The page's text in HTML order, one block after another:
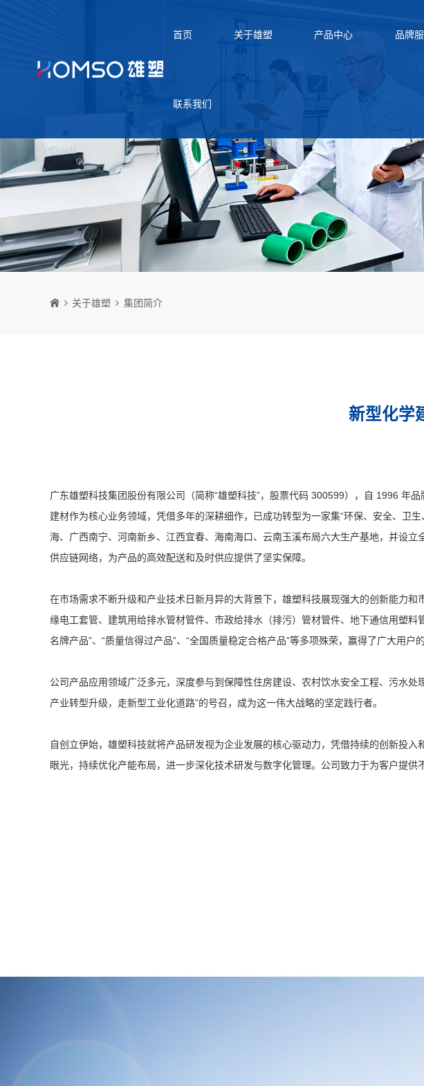
首页 关于雄塑 产品中心 品牌
联系我们
关于雄塑 集团简介
新型化学
广东雄塑科技集团股份有限公司（简称“雄塑科技”，股票代码 300599），自 1996 年
建材作为核心业务领域，凭借多年的深耕细作，已成功转型为一家集“环保、安全、卫
海、广西南宁、河南新乡、江西宜春、海南海口、云南玉溪布局六大生产基地，并设
供应链网络，为产品的高效配送和及时供应提供了坚实保障。
在市场需求不断升级和产业技术日新月异的大背景下，雄塑科技展现强大的创新能力
缘电工套管、建筑用给排水管材管件、市政给排水（排污）管材管件、地下通信用塑
名牌产品”、“质量信得过产品”、“全国质量稳定合格产品”等多项殊荣，赢得了广大用户
公司产品应用领域广泛多元，深度参与到保障性住房建设、农村饮水安全工程、污水
产业转型升级，走新型工业化道路”的号召，成为这一伟大战略的坚定践行者。
自创立伊始，雄塑科技就将产品研发视为企业发展的核心驱动力，凭借持续的创新投
眼光，持续优化产能布局，进一步深化技术研发与数字化管理。公司致力于为客户提